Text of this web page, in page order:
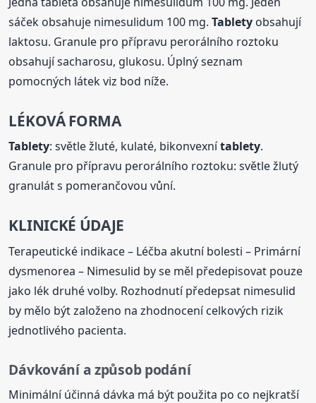
sáček obsahuje nimesulidum 100 mg.Tablety obsahují
laktosu. Granule pro přípravu perorálního roztoku
obsahují sacharosu, glukosu. Úplný seznam
pomocných látek viz bod níže.
LÉKOVÁ FORMA
Tablety: světle žluté, kulaté, bikonvexnítablety.
Granule pro přípravu perorálního roztoku: světle žlutý
granulát s pomerančovou vůní.
KLINICKÉ ÚDAJE
Terapeutické indikace – Léčba akutní bolesti – Primární
dysmenorea – Nimesulid by se měl předepisovat pouze
jako lék druhé volby. Rozhodnutí předepsat nimesulid
by mělo být založeno na zhodnocení celkových rizik
jednotlivého pacienta.
Dávkování a způsob podání
Minimální účinná dávka má být použita po co nejkratší